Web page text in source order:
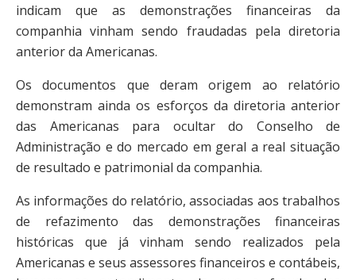
indicam que as demonstrações financeiras da
companhia vinham sendo fraudadas pela diretoria
anterior da Americanas.
Os documentos que deram origem ao relatório
demonstram ainda os esforços da diretoria anterior
das Americanas para ocultar do Conselho de
Administração e do mercado em geral a real situação
de resultado e patrimonial da companhia.
As informações do relatório, associadas aos trabalhos
de refazimento das demonstrações financeiras
históricas que já vinham sendo realizados pela
Americanas e seus assessores financeiros e contábeis,